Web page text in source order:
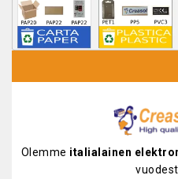
Olemme italialainen